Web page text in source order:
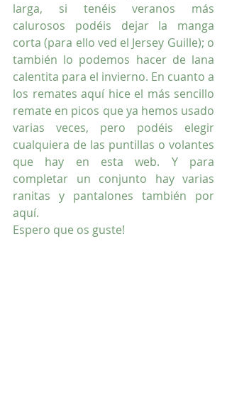
larga, si tenéis veranos más
calurosos podéis dejar la manga
corta (para ello ved el Jersey Guille); o
también lo podemos hacer de lana
calentita para el invierno. En cuanto a
los remates aquí hice el más sencillo
remate en picos que ya hemos usado
varias veces, pero podéis elegir
cualquiera de las puntillas o volantes
que hay en esta web. Y para
completar un conjunto hay varias
ranitas y pantalones también por
aquí.
Espero que os guste!